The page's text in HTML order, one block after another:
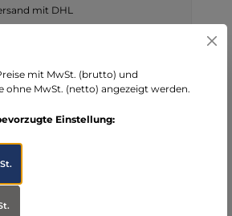
mit DHL
Jahren kompetenter Partner im
im handlichen Format
Mehr
mit MwSt. (brutto) und
ohne MwSt. (netto) angezeigt werden.
Einstellung: